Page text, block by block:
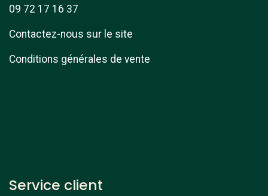
09 72 17 16 37
Contactez-nous sur le site
Conditions générales de vente
Service client